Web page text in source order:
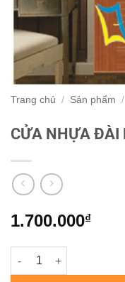
Trang chủ / Sản phẩm /
CỬA NHỰA ĐÀI
1.700.000₫
CỬA NHỰA ĐÀI LOAN